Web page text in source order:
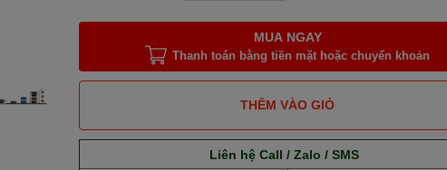
MUA NGAY
Thanh toán bằng tiền mặt hoặc chuyển khoản
THÊM VÀO GIỎ
Liên hệ Call / Zalo / SMS